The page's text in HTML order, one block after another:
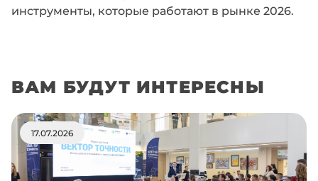
инструменты, которые работают в рынке 2026.
ВАМ БУДУТ ИНТЕРЕСНЫ
17.07.2026